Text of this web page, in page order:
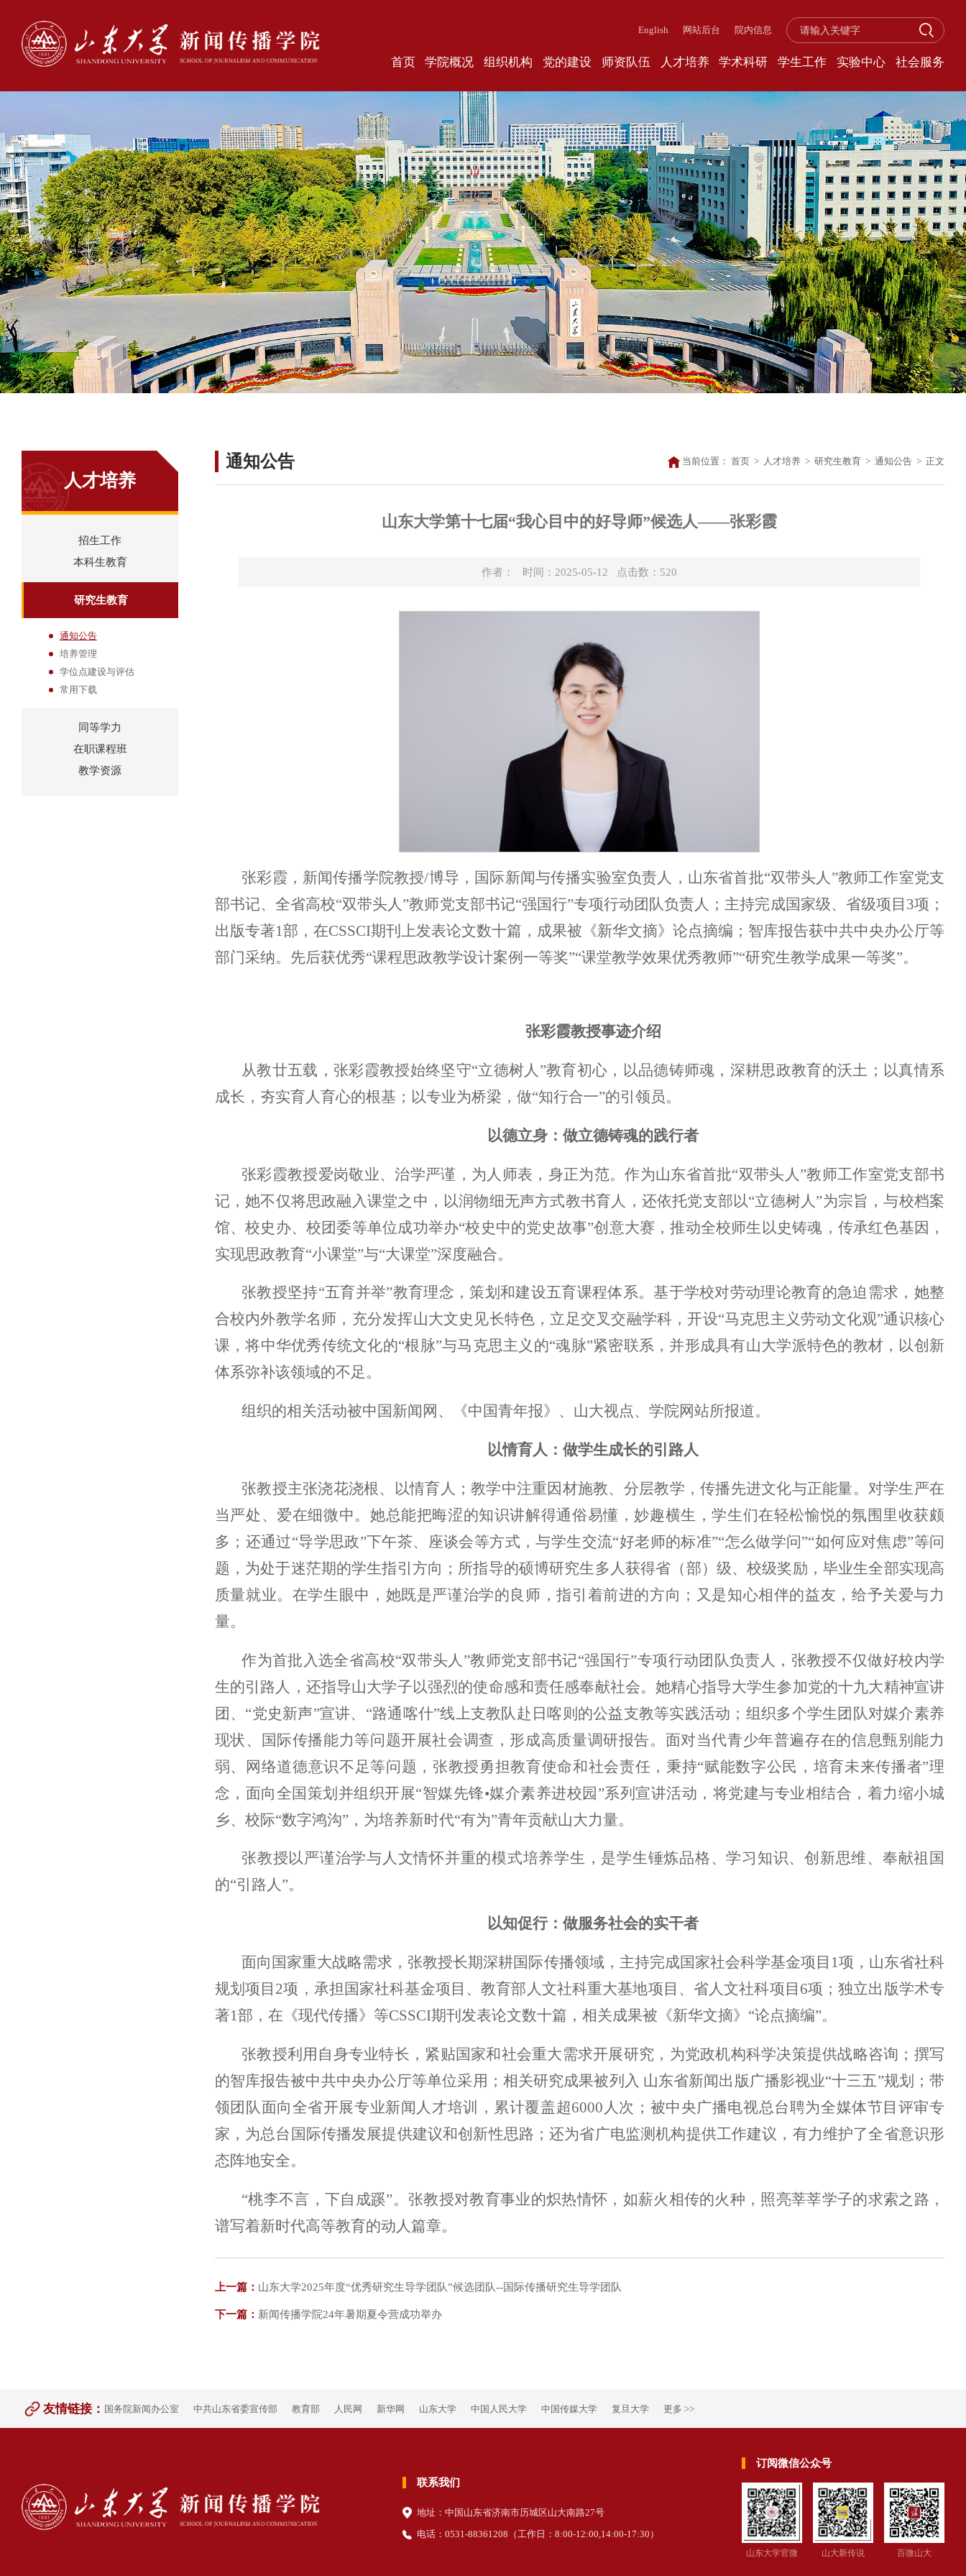
English 网站后台 院内信息
首页 学院概况 组织机构 党的建设 师资队伍 人才培养 学术科研 学生工作 实验中心 社会服务
人才培养
招生工作
本科生教育
研究生教育
通知公告
培养管理
学位点建设与评估
常用下载
同等学力
在职课程班
教学资源
通知公告 当前位置： 首页 > 人才培养 > 研究生教育 > 通知公告 > 正文
山东大学第十七届“我心目中的好导师”候选人——张彩霞
作者： 时间：2025-05-12 点击数： 520
张彩霞，新闻传播学院教授/博导，国际新闻与传播实验室负责人，山东省首批“双带头人”教师工作室党支
部书记、全省高校“双带头人”教师党支部书记“强国行”专项行动团队负责人；主持完成国家级、省级项目3项；
出版专著1部，在CSSCI期刊上发表论文数十篇，成果被《新华文摘》论点摘编；智库报告获中共中央办公厅等
部门采纳。先后获优秀“课程思政教学设计案例一等奖”“课堂教学效果优秀教师”“研究生教学成果一等奖”。
张彩霞教授事迹介绍
从教廿五载，张彩霞教授始终坚守“立德树人”教育初心，以品德铸师魂，深耕思政教育的沃土；以真情系
成长，夯实育人育心的根基；以专业为桥梁，做“知行合一”的引领员。
以德立身：做立德铸魂的践行者
张彩霞教授爱岗敬业、治学严谨，为人师表，身正为范。作为山东省首批“双带头人”教师工作室党支部书
记，她不仅将思政融入课堂之中，以润物细无声方式教书育人，还依托党支部以“立德树人”为宗旨，与校档案
馆、校史办、校团委等单位成功举办“校史中的党史故事”创意大赛，推动全校师生以史铸魂，传承红色基因，
实现思政教育“小课堂”与“大课堂”深度融合。
张教授坚持“五育并举”教育理念，策划和建设五育课程体系。基于学校对劳动理论教育的急迫需求，她整
合校内外教学名师，充分发挥山大文史见长特色，立足交叉交融学科，开设“马克思主义劳动文化观”通识核心
课，将中华优秀传统文化的“根脉”与马克思主义的“魂脉”紧密联系，并形成具有山大学派特色的教材，以创新
体系弥补该领域的不足。
组织的相关活动被中国新闻网、《中国青年报》、山大视点、学院网站所报道。
以情育人：做学生成长的引路人
张教授主张浇花浇根、以情育人；教学中注重因材施教、分层教学，传播先进文化与正能量。对学生严在
当严处、爱在细微中。她总能把晦涩的知识讲解得通俗易懂，妙趣横生，学生们在轻松愉悦的氛围里收获颇
多；还通过“导学思政”下午茶、座谈会等方式，与学生交流“好老师的标准”“怎么做学问”“如何应对焦虑”等问
题，为处于迷茫期的学生指引方向；所指导的硕博研究生多人获得省（部）级、校级奖励，毕业生全部实现高
质量就业。在学生眼中，她既是严谨治学的良师，指引着前进的方向；又是知心相伴的益友，给予关爱与力
量。
作为首批入选全省高校“双带头人”教师党支部书记“强国行”专项行动团队负责人，张教授不仅做好校内学
生的引路人，还指导山大学子以强烈的使命感和责任感奉献社会。她精心指导大学生参加党的十九大精神宣讲
团、“党史新声”宣讲、“路通喀什”线上支教队赴日喀则的公益支教等实践活动；组织多个学生团队对媒介素养
现状、国际传播能力等问题开展社会调查，形成高质量调研报告。面对当代青少年普遍存在的信息甄别能力
弱、网络道德意识不足等问题，张教授勇担教育使命和社会责任，秉持“赋能数字公民，培育未来传播者”理
念，面向全国策划并组织开展“智媒先锋•媒介素养进校园”系列宣讲活动，将党建与专业相结合，着力缩小城
乡、校际“数字鸿沟”，为培养新时代“有为”青年贡献山大力量。
张教授以严谨治学与人文情怀并重的模式培养学生，是学生锤炼品格、学习知识、创新思维、奉献祖国
的“引路人”。
以知促行：做服务社会的实干者
面向国家重大战略需求，张教授长期深耕国际传播领域，主持完成国家社会科学基金项目1项，山东省社科
规划项目2项，承担国家社科基金项目、教育部人文社科重大基地项目、省人文社科项目6项；独立出版学术专
著1部，在《现代传播》等CSSCI期刊发表论文数十篇，相关成果被《新华文摘》“论点摘编”。
张教授利用自身专业特长，紧贴国家和社会重大需求开展研究，为党政机构科学决策提供战略咨询；撰写
的智库报告被中共中央办公厅等单位采用；相关研究成果被列入 山东省新闻出版广播影视业“十三五”规划；带
领团队面向全省开展专业新闻人才培训，累计覆盖超6000人次；被中央广播电视总台聘为全媒体节目评审专
家，为总台国际传播发展提供建议和创新性思路；还为省广电监测机构提供工作建议，有力维护了全省意识形
态阵地安全。
“桃李不言，下自成蹊”。张教授对教育事业的炽热情怀，如薪火相传的火种，照亮莘莘学子的求索之路，
谱写着新时代高等教育的动人篇章。
上一篇： 山东大学2025年度“优秀研究生导学团队”候选团队--国际传播研究生导学团队
下一篇： 新闻传播学院24年暑期夏令营成功举办
友情链接： 国务院新闻办公室 中共山东省委宣传部 教育部 人民网 新华网 山东大学 中国人民大学 中国传媒大学 复旦大学 更多 >>
联系我们
地址：中国山东省济南市历城区山大南路27号
电话：0531-88361208（工作日 ：8:00-12:00,14:00-17:30 ）
订阅微信公众号
山东大学官微 山大新传说 百微山大